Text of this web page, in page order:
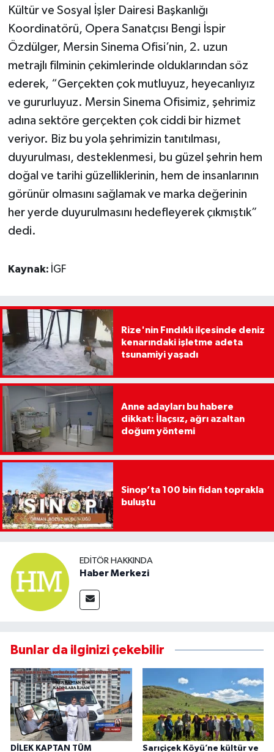
Kültür ve Sosyal İşler Dairesi Başkanlığı
Koordinatörü, Opera Sanatçısı Bengi İspir
Özdülger, Mersin Sinema Ofisi’nin, 2. uzun
metrajlı filminin çekimlerinde olduklarından söz
ederek, “Gerçekten çok mutluyuz, heyecanlıyız
ve gururluyuz. Mersin Sinema Ofisimiz, şehrimiz
adına sektöre gerçekten çok ciddi bir hizmet
veriyor. Biz bu yola şehrimizin tanıtılması,
duyurulması, desteklenmesi, bu güzel şehrin hem
doğal ve tarihi güzelliklerinin, hem de insanlarının
görünür olmasını sağlamak ve marka değerinin
her yerde duyurulmasını hedefleyerek çıkmıştık”
dedi.
Kaynak: İGF
Rize'nin Fındıklı ilçesinde deniz
kenarındaki işletme adeta
tsunamiyi yaşadı
Anne adayları bu habere
dikkat: İlaçsız, ağrı azaltan
doğum yöntemi
Sinop’ta 100 bin fidan toprakla
buluştu
EDITÖR HAKKINDA
Haber Merkezi
Bunlar da ilginizi çekebilir
DİLEK KAPTAN TÜM
Sarıçiçek Köyü’ne kültür ve